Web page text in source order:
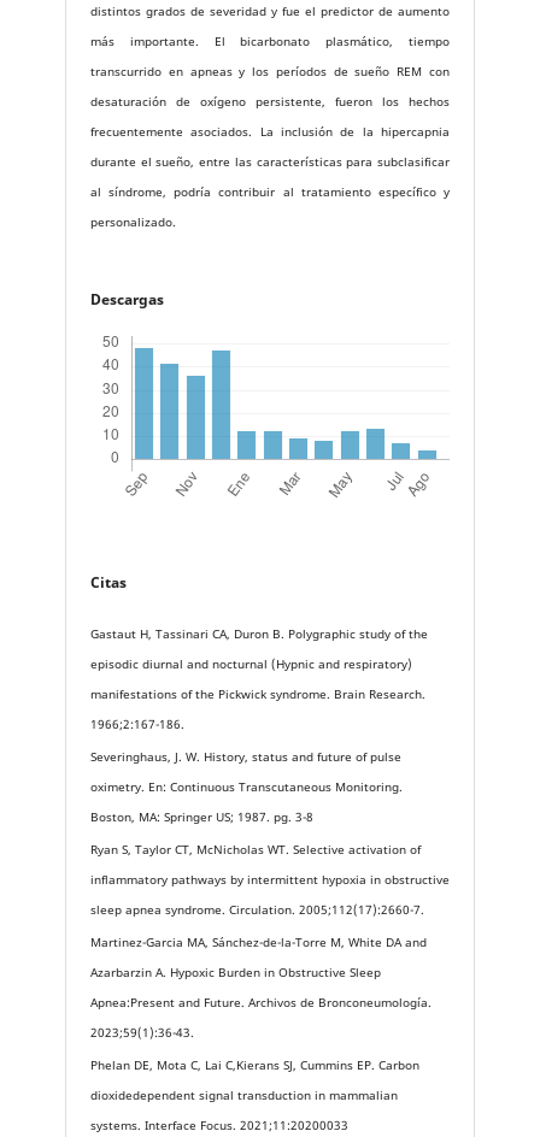
distintos grados de severidad y fue el predictor de aumento
más importante. El bicarbonato plasmático, tiempo
transcurrido en apneas y los períodos de sueño REM con
desaturación de oxígeno persistente, fueron los hechos
frecuentemente asociados. La inclusión de la hipercapnia
durante el sueño, entre las características para subclasificar
al síndrome, podría contribuir al tratamiento específico y
personalizado.
Descargas
Citas
Gastaut H, Tassinari CA, Duron B. Polygraphic study of the
episodic diurnal and nocturnal (Hypnic and respiratory)
manifestations of the Pickwick syndrome. Brain Research.
1966;2:167-186.
Severinghaus, J. W. History, status and future of pulse
oximetry. En: Continuous Transcutaneous Monitoring.
Boston, MA: Springer US; 1987. pg. 3-8
Ryan S, Taylor CT, McNicholas WT. Selective activation of
inflammatory pathways by intermittent hypoxia in obstructive
sleep apnea syndrome. Circulation. 2005;112(17):2660-7.
Martinez-Garcia MA, Sánchez-de-la-Torre M, White DA and
Azarbarzin A. Hypoxic Burden in Obstructive Sleep
Apnea:Present and Future. Archivos de Bronconeumología.
2023;59(1):36-43.
Phelan DE, Mota C, Lai C,Kierans SJ, Cummins EP. Carbon
dioxidedependent signal transduction in mammalian
systems. Interface Focus. 2021;11:20200033